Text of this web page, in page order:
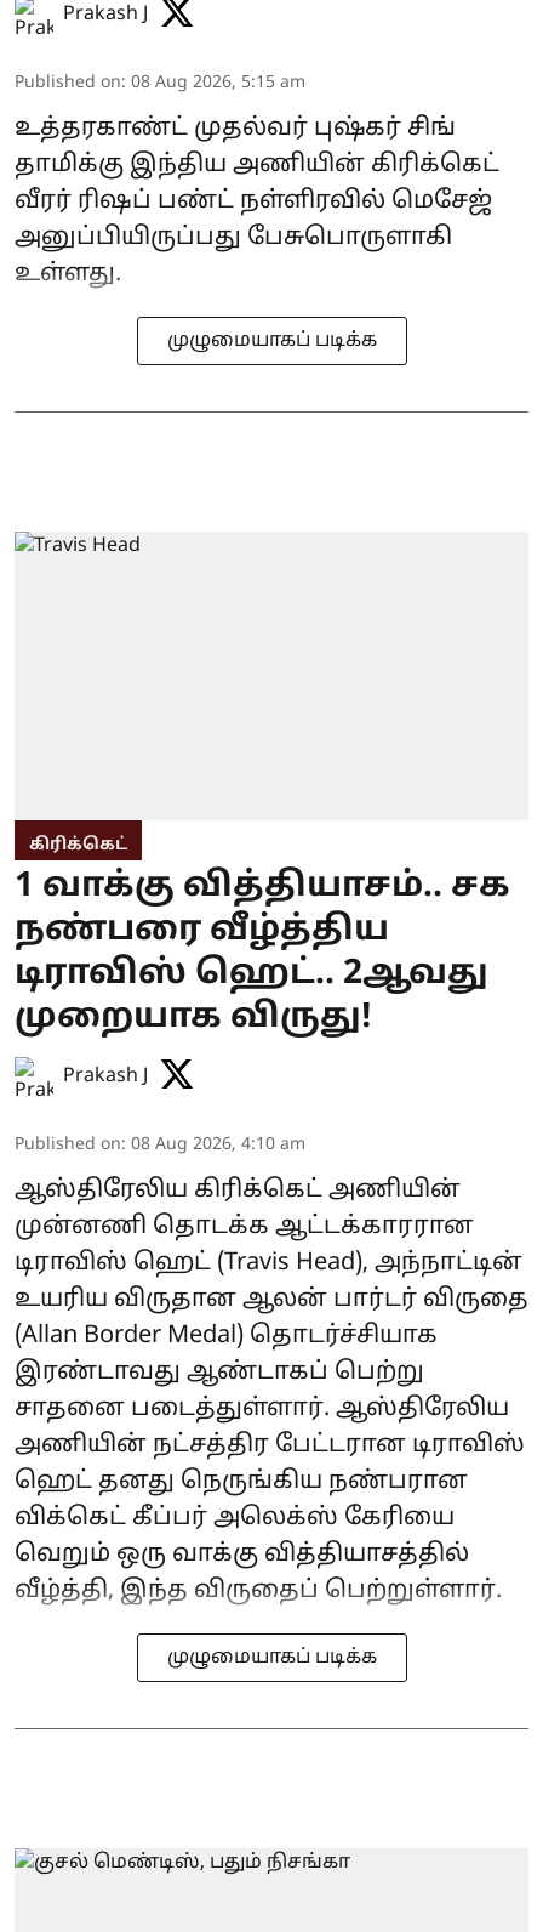
Prakash J
Published on: 08 Aug 2026, 5:15 am
உத்தரகாண்ட் முதல்வர் புஷ்கர் சிங்
தாமிக்கு இந்திய அணியின் கிரிக்கெட்
வீரர் ரிஷப் பண்ட் நள்ளிரவில் மெசேஜ்
அனுப்பியிருப்பது பேசுபொருளாகி
உள்ளது.
முழுமையாகப் படிக்க
கிரிக்கெட்
1 வாக்கு வித்தியாசம்.. சக
நண்பரை வீழ்த்திய
டிராவிஸ் ஹெட்.. 2ஆவது
முறையாக விருது!
Prakash J
Published on: 08 Aug 2026, 4:10 am
ஆஸ்திரேலிய கிரிக்கெட் அணியின்
முன்னணி தொடக்க ஆட்டக்காரரான
டிராவிஸ் ஹெட் (Travis Head), அந்நாட்டின்
உயரிய விருதான ஆலன் பார்டர் விருதை
(Allan Border Medal) தொடர்ச்சியாக
இரண்டாவது ஆண்டாகப் பெற்று
சாதனை படைத்துள்ளார். ஆஸ்திரேலிய
அணியின் நட்சத்திர பேட்டரான டிராவிஸ்
ஹெட் தனது நெருங்கிய நண்பரான
விக்கெட் கீப்பர் அலெக்ஸ் கேரியை
வெறும் ஒரு வாக்கு வித்தியாசத்தில்
வீழ்த்தி, இந்த விருதைப் பெற்றுள்ளார்.
முழுமையாகப் படிக்க